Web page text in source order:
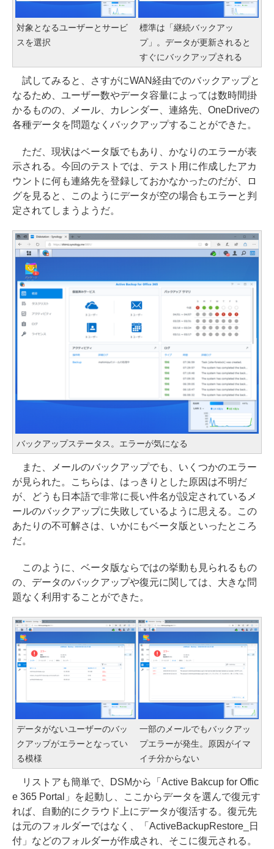
対象となるユーザーとサービ
スを選択
標準は「継続バックアッ
プ」。データが更新されると
すぐにバックアップされる
試してみると、さすがにWAN経由でのバックアップと
なるため、ユーザー数やデータ容量によっては数時間掛
かるものの、メール、カレンダー、連絡先、OneDriveの
各種データを問題なくバックアップすることができた。
ただ、現状はベータ版でもあり、かなりのエラーが表
示される。今回のテストでは、テスト用に作成したアカ
ウントに何も連絡先を登録しておかなかったのだが、ロ
グを見ると、このようにデータが空の場合もエラーと判
定されてしまうようだ。
バックアップステータス。エラーが気になる
また、メールのバックアップでも、いくつかのエラー
が見られた。こちらは、はっきりとした原因は不明だ
が、どうも日本語で非常に長い件名が設定されているメ
ールのバックアップに失敗しているように思える。この
あたりの不可解さは、いかにもベータ版といったところ
だ。
このように、ベータ版ならではの挙動も見られるもの
の、データのバックアップや復元に関しては、大きな問
題なく利用することができた。
データがないユーザーのバッ
クアップがエラーとなってい
る模様
一部のメールでもバックアッ
プエラーが発生。原因がイマ
イチ分からない
リストアも簡単で、DSMから「Active Bakcup for Offic
e 365 Portal」を起動し、ここからデータを選んで復元す
れば、自動的にクラウド上にデータが復活する。復元先
は元のフォルダーではなく、「ActiveBackupRestore_日
付」などのフォルダーが作成され、そこに復元される。